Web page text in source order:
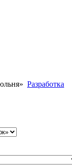
Разработка